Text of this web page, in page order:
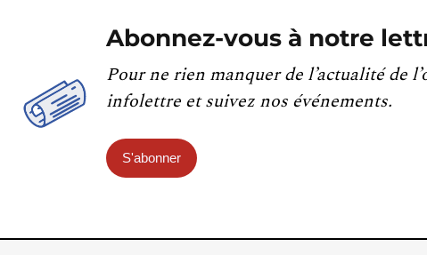
Abonnez-vous à notre
Pour ne rien manquer de l’actualité de
infolettre et suivez nos événements.
S'abonner